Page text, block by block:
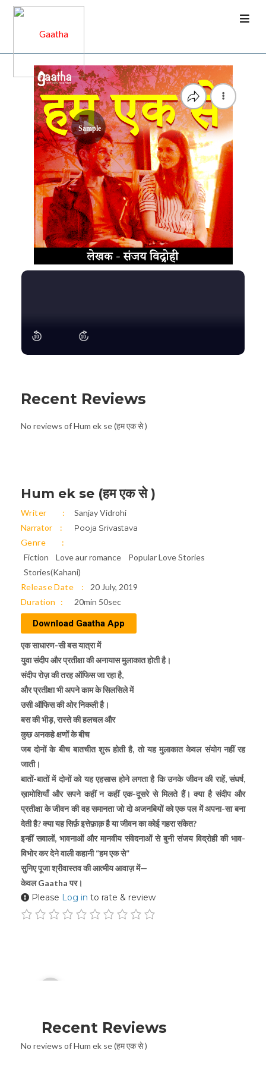
Sample
Recent Reviews
No reviews of Hum ek se (हम एक से )
Hum ek se (हम एक से )
Writer
Sanjay Vidrohi
Narrator
Pooja Srivastava
Genre
Fiction
Love aur romance
Popular Love Stories
Stories(Kahani)
Release Date
20 July, 2019
Duration
20min 50sec
Download Gaatha App
एक साधारण-सी बस यात्रा में
युवा संदीप और प्रतीक्षा की अनायास मुलाकात होती है।
संदीप रोज़ की तरह ऑफिस जा रहा है,
और प्रतीक्षा भी अपने काम के सिलसिले में
उसी ऑफिस की ओर निकली है।
बस की भीड़, रास्ते की हलचल और
कुछ अनकहे क्षणों के बीच
जब दोनों के बीच बातचीत शुरू होती है, तो यह मुलाकात केवल संयोग नहीं रह
जाती।
बातों-बातों में दोनों को यह एहसास होने लगता है कि उनके जीवन की राहें, संघर्ष,
ख़ामोशियाँ और सपने कहीं न कहीं एक-दूसरे से मिलते हैं। क्या है संदीप और
प्रतीक्षा के जीवन की वह समानता जो दो अजनबियों को एक पल में अपना-सा बना
देती है? क्या यह सिर्फ़ इत्तेफ़ाक़ है या जीवन का कोई गहरा संकेत?
इन्हीं सवालों, भावनाओं और मानवीय संवेदनाओं से बुनी संजय विद्रोही की भाव-
विभोर कर देने वाली कहानी “हम एक से”
सुनिए पूजा श्रीवास्तव की आत्मीय आवाज़ में—
केवल Gaatha पर।
Please Log in to rate & review
Player
Recent Reviews
No reviews of Hum ek se (हम एक से )